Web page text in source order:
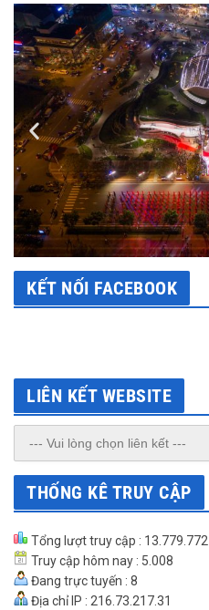
KẾT NỐI FACEBOOK
LIÊN KẾT WEBSITE
THỐNG KÊ TRUY CẬP
Tổng lượt truy cập : 13.779.772
Truy cập hôm nay : 5.008
Đang trực tuyến : 8
Địa chỉ IP : 216.73.217.31